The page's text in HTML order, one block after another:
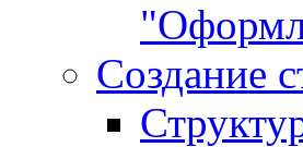
Создание